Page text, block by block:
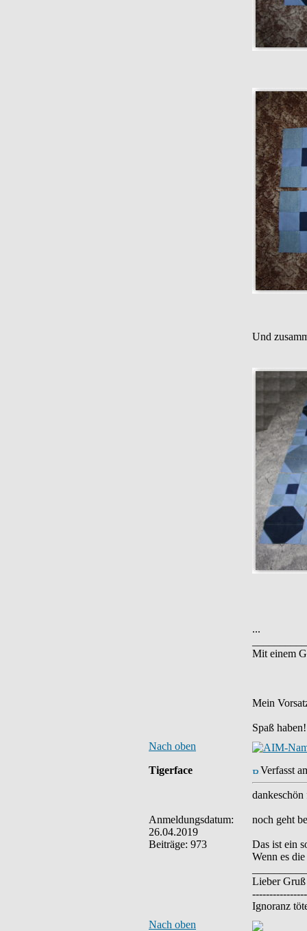
Und
...
Mit einem
Mein
Spaß
Nach oben
Tigerface
Anmeldungsdatum:
26.04.2019
Beiträge: 973
Verfasst
noch geht
Das ist ein
Wenn es
Lieber
Ignoranz
Nach oben